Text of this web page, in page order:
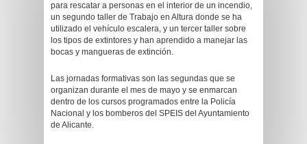
para rescatar a personas en el interior de un incendio,
un segundo taller de Trabajo en Altura donde se ha
utilizado el vehículo escalera, y un tercer taller sobre
los tipos de extintores y han aprendido a manejar las
bocas y mangueras de extinción.
Las jornadas formativas son las segundas que se
organizan durante el mes de mayo y se enmarcan
dentro de los cursos programados entre la Policía
Nacional y los bomberos del SPEIS del Ayuntamiento
de Alicante.